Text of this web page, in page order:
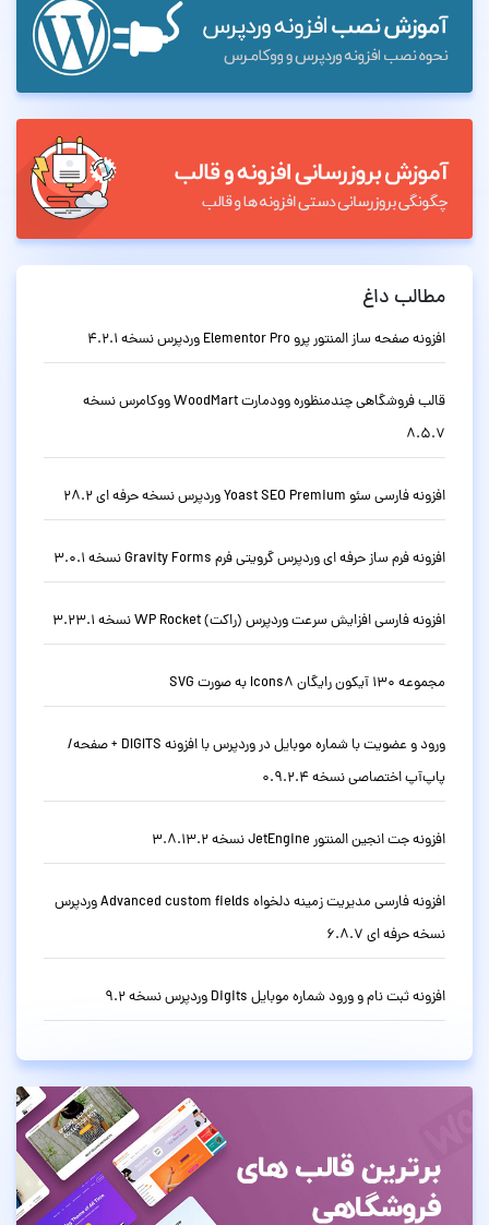
مطالب داغ
افزونه صفحه ساز المنتور پرو Elementor Pro وردپرس نسخه 4.2.1
قالب فروشگاهی چندمنظوره وودمارت WoodMart ووکامرس نسخه
8.5.7
افزونه فارسی سئو Yoast SEO Premium وردپرس نسخه حرفه ای 28.2
افزونه فرم ساز حرفه ای وردپرس گرویتی فرم Gravity Forms نسخه 3.0.1
افزونه فارسی افزایش سرعت وردپرس (راکت) WP Rocket نسخه 3.23.1
مجموعه 130 آیکون رایگان Icons8 به صورت SVG
ورود و عضویت با شماره موبایل در وردپرس با افزونه DIGITS + صفحه/
پاپ‌آپ اختصاصی نسخه 0.9.2.4
افزونه جت انجین المنتور JetEngine نسخه 3.8.13.2
افزونه فارسی مدیریت زمینه دلخواه Advanced custom fields وردپرس
نسخه حرفه ای 6.8.7
افزونه ثبت نام و ورود شماره موبایل Digits وردپرس نسخه 9.2